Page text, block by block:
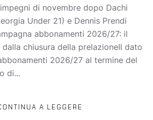
di novembre dopo Dachi
Under 21) e Dennis Prendi
abbonamenti 2026/27: il
chiusura della prelazioneIl dato
2026/27 al termine del
di...
A LEGGERE